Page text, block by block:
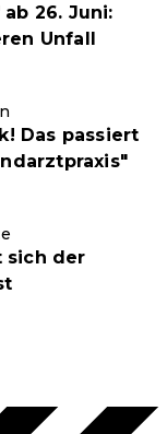
26. Juni:
Unfall
Das passiert
sich der